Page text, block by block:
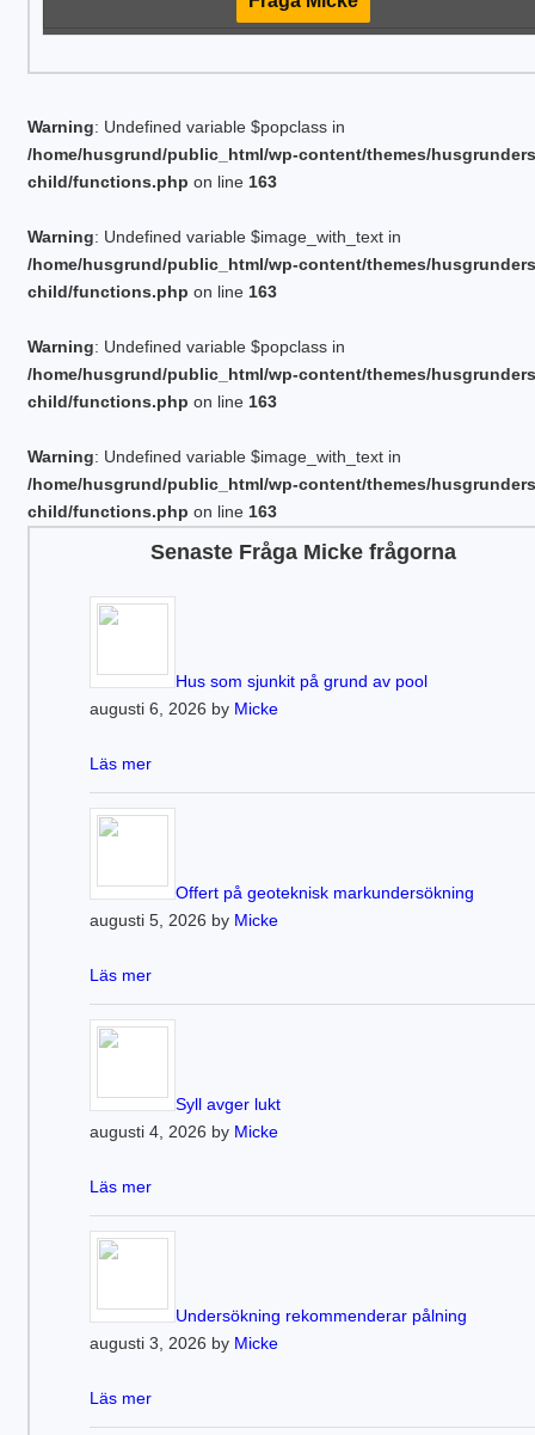
Warning: Undefined variable $popclass in
/home/husgrund/public_html/wp-content/themes/
child/functions.php on line 163
Warning: Undefined variable $image_with_text in
/home/husgrund/public_html/wp-content/themes/
child/functions.php on line 163
Warning: Undefined variable $popclass in
/home/husgrund/public_html/wp-content/themes/
child/functions.php on line 163
Warning: Undefined variable $image_with_text in
/home/husgrund/public_html/wp-content/themes/
child/functions.php on line 163
Senaste Fråga Micke frågorna
Hus som sjunkit på grund av pool
augusti 6, 2026 by Micke
Läs mer
Offert på geoteknisk markundersökning
augusti 5, 2026 by Micke
Läs mer
Syll avger lukt
augusti 4, 2026 by Micke
Läs mer
Undersökning rekommenderar pålning
augusti 3, 2026 by Micke
Läs mer